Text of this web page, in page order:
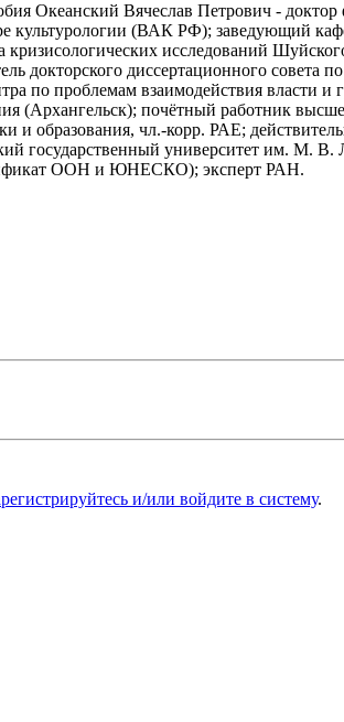
Океанский Вячеслав Петрович - доктор
культурологии (ВАК РФ); заведующий
исследований
докторского диссертационного совета
по проблемам взаимодействия власти и
(Архангельск); почётный работник
и образования, чл.-корр. РАЕ;
государственный университет им. М. В.
ООН и ЮНЕСКО); эксперт РАН.
и/или войдите в систему.